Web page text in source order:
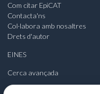
Com citar EpiCAT
Contacta'ns
Col·labora amb nosaltres
Drets d'autor
EINES
Cerca avançada